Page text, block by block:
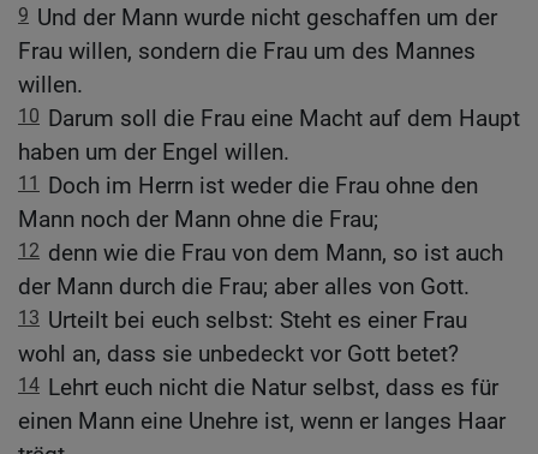
9 Und der Mann wurde nicht geschaffen um der
Frau willen, sondern die Frau um des Mannes
willen.
10 Darum soll die Frau eine Macht auf dem Haupt
haben um der Engel willen.
11
Doch im Herrn ist weder die Frau ohne den
Mann noch der Mann ohne die Frau;
12 denn wie die Frau von dem Mann, so ist auch
der Mann durch die Frau; aber alles von Gott.
13 Urteilt bei euch selbst: Steht es einer Frau
wohl an, dass sie unbedeckt vor Gott betet?
14 Lehrt euch nicht die Natur selbst, dass es für
einen Mann eine Unehre ist, wenn er langes Haar